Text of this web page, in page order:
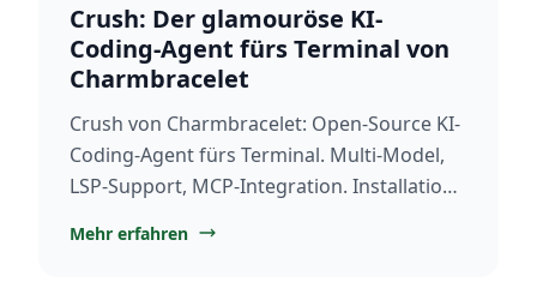
Crush: Der glamouröse KI-
Coding-Agent fürs Terminal von
Charmbracelet
Crush von Charmbracelet: Open-Source KI-
Coding-Agent fürs Terminal. Multi-Model,
LSP-Support, MCP-Integration. Installation,
Mehr erfahren